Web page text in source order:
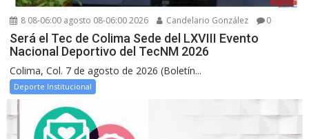
8 08-06:00 agosto 08-06:00 2026 Candelario González 0
Será el Tec de Colima Sede del LXVIII Evento
Nacional Deportivo del TecNM 2026
Colima, Col. 7 de agosto de 2026 (Boletín...
Deporte Institucional